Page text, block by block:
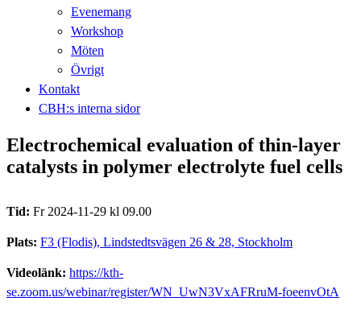
Evenemang
Workshop
Möten
Övrigt
Kontakt
CBH:s interna sidor
Electrochemical evaluation of thin-layer
catalysts in polymer electrolyte fuel cells
Tid: Fr 2024-11-29 kl 09.00
Plats: F3 (Flodis), Lindstedtsvägen 26 & 28, Stockholm
Videolänk: https://kth-
se.zoom.us/webinar/register/WN_UwN3VxAFRruM-foeenvOtA